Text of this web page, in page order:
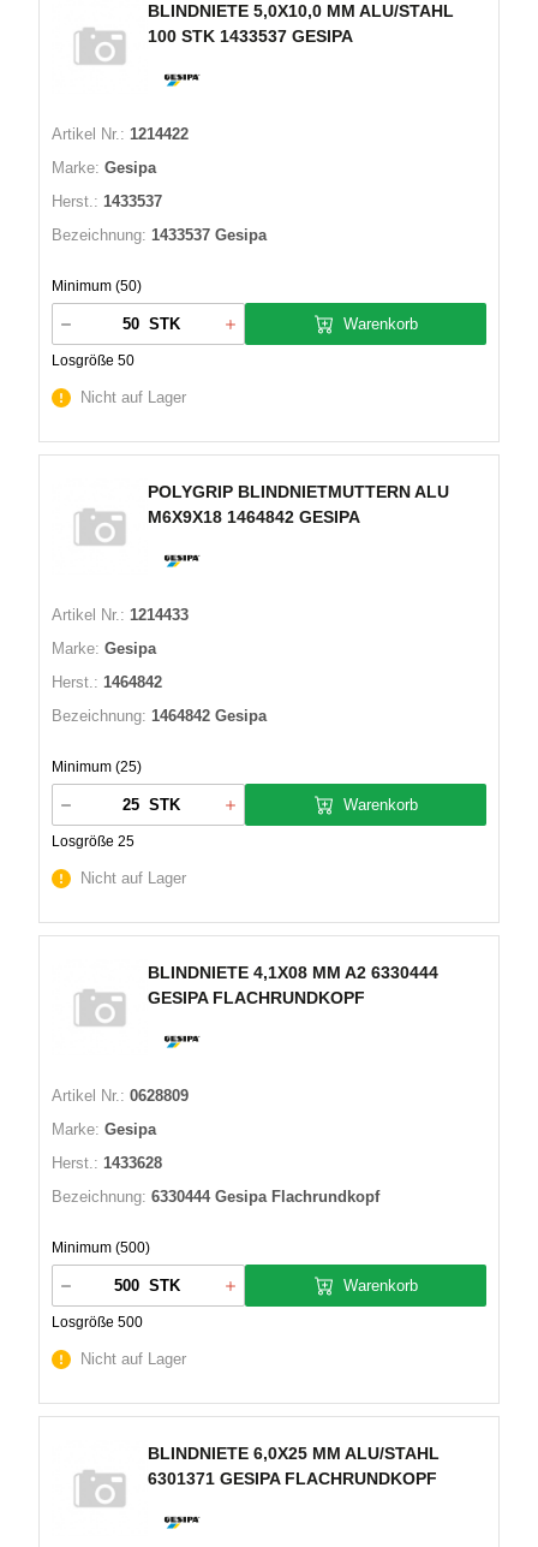
BLINDNIETE 5,0X10,0 MM ALU/STAHL
100 STK 1433537 GESIPA
Artikel Nr.: 1214422
Marke: Gesipa
Herst.: 1433537
Bezeichnung: 1433537 Gesipa
Minimum (50)
STK
Losgröße 50
Warenkorb
Nicht auf Lager
POLYGRIP BLINDNIETMUTTERN ALU
M6X9X18 1464842 GESIPA
Artikel Nr.: 1214433
Marke: Gesipa
Herst.: 1464842
Bezeichnung: 1464842 Gesipa
Minimum (25)
STK
Losgröße 25
Warenkorb
Nicht auf Lager
BLINDNIETE 4,1X08 MM A2 6330444
GESIPA FLACHRUNDKOPF
Artikel Nr.: 0628809
Marke: Gesipa
Herst.: 1433628
Bezeichnung: 6330444 Gesipa Flachrundkopf
Minimum (500)
STK
Losgröße 500
Warenkorb
Nicht auf Lager
BLINDNIETE 6,0X25 MM ALU/STAHL
6301371 GESIPA FLACHRUNDKOPF